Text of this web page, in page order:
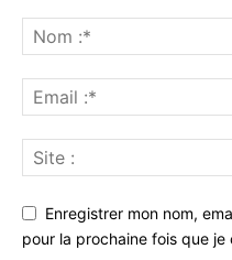
Enregistrer mon nom,
pour la prochaine fois que je